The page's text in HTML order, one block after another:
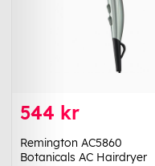
544 kr
Remington AC5860
Botanicals AC Hairdryer